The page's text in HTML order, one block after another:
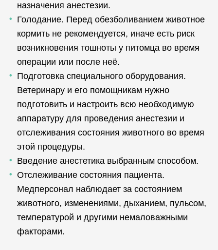
назначения анестезии.
Голодание. Перед обезболиванием животное
кормить не рекомендуется, иначе есть риск
возникновения тошноты у питомца во время
операции или после неё.
Подготовка специального оборудования.
Ветеринару и его помощникам нужно
подготовить и настроить всю необходимую
аппаратуру для проведения анестезии и
отслеживания состояния животного во время
этой процедуры.
Введение анестетика выбранным способом.
Отслеживание состояния пациента.
Медперсонал наблюдает за состоянием
животного, изменениями, дыханием, пульсом,
температурой и другими немаловажными
факторами.